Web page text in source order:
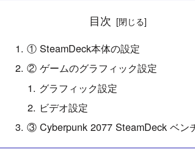
目次
① SteamDeck本体の設定
② ゲームのグラフィック設定
グラフィック設定
ビデオ設定
③ Cyberpunk 2077 SteamDeck ベン